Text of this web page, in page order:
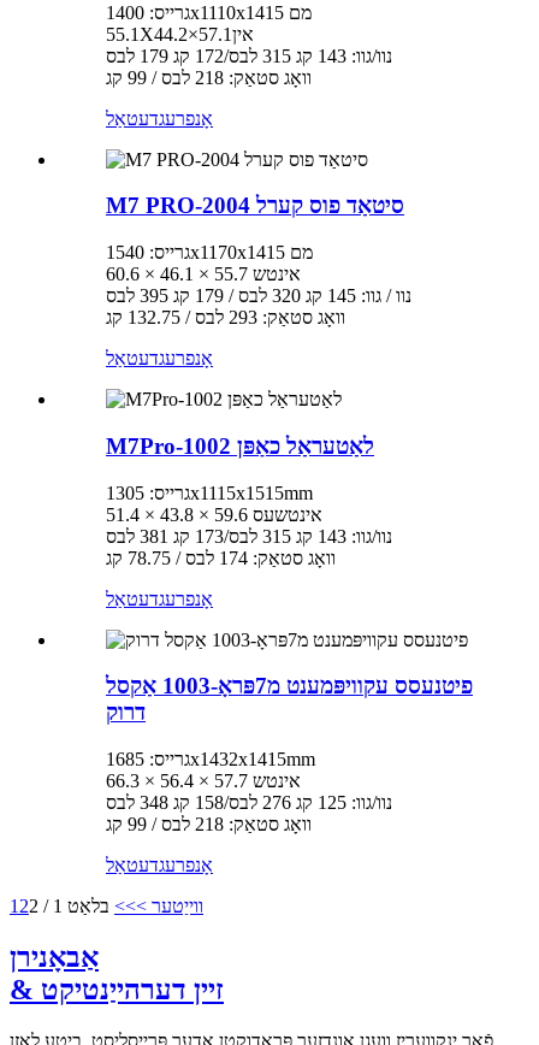
גרייס: 1400x1110x1415 מם
55.1X44.2×57.1אין
נוו/גוו: 143 קג 315 לבס/172 קג 179 לבס
וואָג סטאַק: 218 לבס / 99 קג
אָנפרעגדעטאַל
M7 PRO-2004 סיטאַד פוס קערל
גרייס: 1540x1170x1415 מם
60.6 × 46.1 × 55.7 אינטש
נוו / גוו: 145 קג 320 לבס / 179 קג 395 לבס
וואָג סטאַק: 293 לבס / 132.75 קג
אָנפרעגדעטאַל
M7Pro-1002 לאַטעראַל כאַפּן
גרייס: 1305x1115x1515mm
51.4 × 43.8 × 59.6 אינטשעס
נוו/גוו: 143 קג 315 לבס/173 קג 381 לבס
וואָג סטאַק: 174 לבס / 78.75 קג
אָנפרעגדעטאַל
פיטנעסס עקוויפּמענט מ7פּראָ-1003 אַקסל
דרוק
גרייס: 1685x1432x1415mm
66.3 × 56.4 × 57.7 אינטש
נוו/גוו: 125 קג 276 לבס/158 קג 348 לבס
וואָג סטאַק: 218 לבס / 99 קג
אָנפרעגדעטאַל
1 2 ווייַטער >>> בלאַט 1 / 2
אַבאָנירן
& זיין דערהייַנטיקט
פֿאַר ינקוועריז וועגן אונדזער פּראָדוקטן אָדער פּרייסליסט, ביטע לאָזן